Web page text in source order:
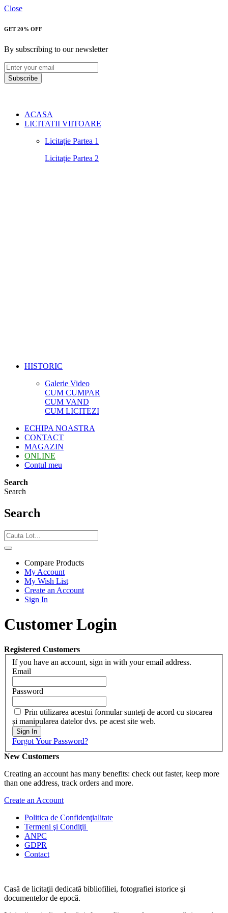
Close
GET 20% OFF
By subscribing to our newsletter
Subscribe
ACASA
LICITATII VIITOARE
Licitație Partea 1
Licitație Partea 2
HISTORIC
Galerie Video
CUM CUMPAR
CUM VAND
CUM LICITEZI
ECHIPA NOASTRA
CONTACT
MAGAZIN
ONLINE
Contul meu
Search
Search
Search
Compare Products
My Account
My Wish List
Create an Account
Sign In
Customer Login
Registered Customers
If you have an account, sign in with your email address.
Email
Password
Prin utilizarea acestui formular sunteți de acord cu stocarea
și manipularea datelor dvs. pe acest site web.
Sign In
Forgot Your Password?
New Customers
Creating an account has many benefits: check out faster, keep more
than one address, track orders and more.
Create an Account
Politica de Confidenţialitate
Termeni şi Condiţii
ANPC
GDPR
Contact
Casă de licitaţii dedicată bibliofiliei, fotografiei istorice şi
documentelor de epocă.